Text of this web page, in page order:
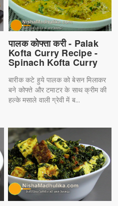
पालक कोफ्ता करी - Palak
Kofta Curry Recipe -
Spinach Kofta Curry
बारीक कटे हुये पालक को बेसन मिलाकर
बने कोफ्ते और टमाटर के साथ क्रीम की
हल्के मसाले वाली ग्रेवी में ब...